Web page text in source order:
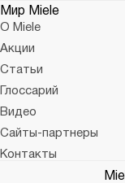
Мир Miele
О Miele
Акции
Статьи
Глоссарий
Видео
Сайты-партнеры
Контакты